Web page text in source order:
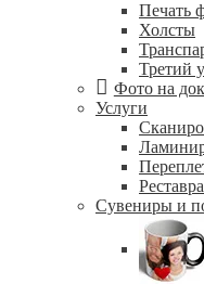
Печать
Холсты
Третий
Фото на
Услуги
Сувениры и